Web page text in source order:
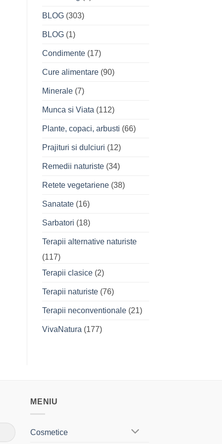
BLOG(303)
BLOG(1)
Condimente(17)
Cure alimentare(90)
Minerale(7)
Munca si Viata (112)
Plante, copaci, arbusti (66)
Prajituri si dulciuri (12)
Remedii naturiste(34)
Retete vegetariene(38)
Sanatate(16)
Sarbatori (18)
Terapii alternative naturiste
(117)
Terapii clasice(2)
Terapii naturiste(76)
Terapii neconventionale(21)
VivaNatura (177)
MENIU
Cosmetice